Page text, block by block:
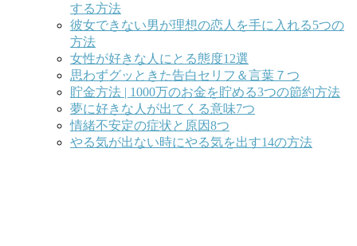
する方法
彼女できない男が理想の恋人を手に入れる5つの
方法
女性が好きな人にとる態度12選
思わずグッときた告白セリフ＆言葉７つ
貯金方法 | 1000万のお金を貯める3つの節約方法
夢に好きな人が出てくる意味7つ
情緒不安定の症状と原因8つ
やる気が出ない時にやる気を出す14の方法